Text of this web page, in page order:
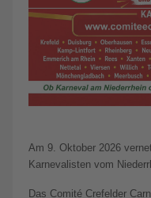
Am 9. Oktober 2026
Karnevalisten vom
Das Comité Crefelder